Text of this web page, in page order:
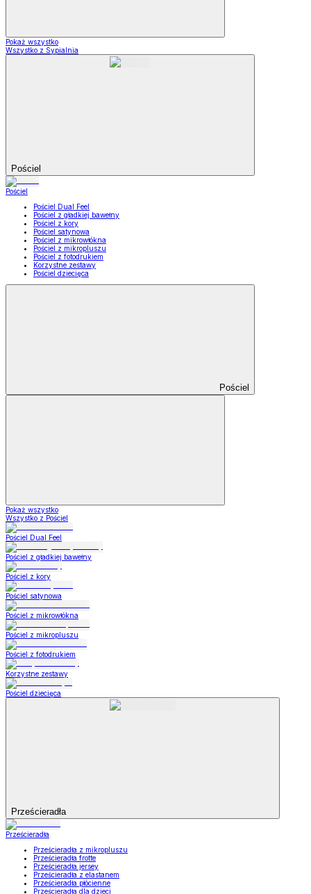
Pokaż wszystko
Wszystko z Sypialnia
Pościel
Pościel
Pościel Dual Feel
Pościel z gładkiej bawełny
Pościel z kory
Pościel satynowa
Pościel z mikrowłókna
Pościel z mikropluszu
Pościel z fotodrukiem
Korzystne zestawy
Pościel dziecięca
Pościel
Pokaż wszystko
Wszystko z Pościel
Pościel Dual Feel
Pościel z gładkiej bawełny
Pościel z kory
Pościel satynowa
Pościel z mikrowłókna
Pościel z mikropluszu
Pościel z fotodrukiem
Korzystne zestawy
Pościel dziecięca
Prześcieradła
Prześcieradła
Prześcieradła z mikropluszu
Prześcieradła frotte
Prześcieradła jersey
Prześcieradła z elastanem
Prześcieradła płócienne
Prześcieradła dla dzieci